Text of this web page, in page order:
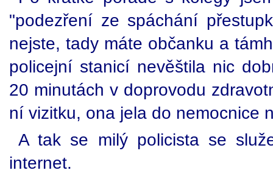
"podezření ze spáchání
nejste, tady máte občanku a
policejní stanicí nevěštila nic
20 minutách v doprovodu
ní vizitku, ona jela do nemocnice
A tak se milý policista se
internet.